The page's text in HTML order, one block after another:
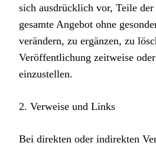
sich ausdrücklich vor, Teile der
gesamte Angebot ohne
verändern, zu ergänzen, zu
Veröffentlichung zeitweise
einzustellen.
2. Verweise und Links
Bei direkten oder indirekten